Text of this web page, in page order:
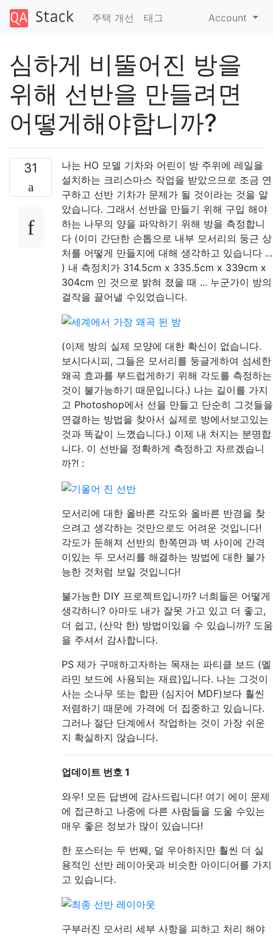
주택 개선 태그 Account
심하게 비뚤어진 방을
위해 선반을 만들려면
어떻게해야합니까?
31
나는 HO 모델 기차와 어린이 방 주위에 레일을
설치하는 크리스마스 작업을 받았으므로 조금 연
구하고 선반 기차가 문제가 될 것이라는 것을 알
았습니다. 그래서 선반을 만들기 위해 구입 해야
하는 나무의 양을 파악하기 위해 방을 측정합니
다 (이미 간단한 손톱으로 내부 모서리의 둥근 상
처를 어떻게 만들지에 대해 생각하고 있습니다 ...
) 내 측정치가 314.5cm x 335.5cm x 339cm x
304cm 인 것으로 밝혀 졌을 때 ... 누군가이 방의
걸작을 끌어낼 수있었습니다.
(이제 방의 실제 모양에 대한 확신이 없습니다.
보시다시피, 그들은 모서리를 둥글게하여 섬세한
왜곡 효과를 부드럽게하기 위해 각도를 측정하는
것이 불가능하기 때문입니다.) 나는 길이를 가지
고 Photoshop에서 선을 만들고 단순히 그것들을
연결하는 방법을 찾아서 실제로 방에서보고있는
것과 똑같이 느꼈습니다.) 이제 내 처지는 분명합
니다. 이 선반을 정확하게 측정하고 자르겠습니
까?! :
모서리에 대한 올바른 각도와 올바른 반경을 찾
으려고 생각하는 것만으로도 어려운 것입니다!
각도가 둔해져 선반의 한쪽면과 벽 사이에 간격
이있는 두 모서리를 해결하는 방법에 대한 불가
능한 것처럼 보일 것입니다!
불가능한 DIY 프로젝트입니까? 너희들은 어떻게
생각하니? 아마도 내가 잘못 가고 있고 더 좋고,
더 쉽고, (산악 한) 방법이있을 수 있습니까? 도움
을 주셔서 감사합니다.
PS 제가 구매하고자하는 목재는 파티클 보드 (멜
라민 보드에 사용되는 재료)입니다. 나는 그것이
사는 소나무 또는 합판 (심지어 MDF)보다 훨씬
저렴하기 때문에 가격에 더 집중하고 있습니다.
그러나 절단 단계에서 작업하는 것이 가장 쉬운
지 확실하지 않습니다.
업데이트 번호 1
와우! 모든 답변에 감사드립니다! 여기 에이 문제
에 접근하고 나중에 다른 사람들을 도울 수있는
매우 좋은 정보가 많이 있습니다!
한 포스터는 두 번째, 덜 우아하지만 훨씬 더 실
용적인 선반 레이아웃과 비슷한 아이디어를 가지
고 있습니다.
구부러진 모서리 세부 사항을 피하고 처리 해야